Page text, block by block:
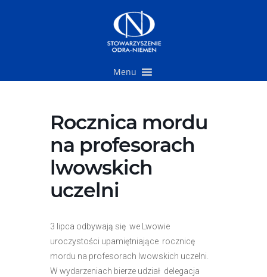
Menu
Rocznica mordu
na profesorach
lwowskich
uczelni
3 lipca odbywają się we Lwowie
uroczystości upamiętniające rocznicę
mordu na profesorach lwowskich uczelni.
W wydarzeniach bierze udział delegacja